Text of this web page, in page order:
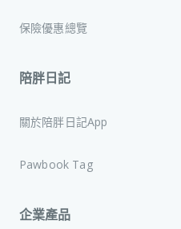
保險優惠總覽
陪胖日記
關於陪胖日記App
Pawbook Tag
企業產品